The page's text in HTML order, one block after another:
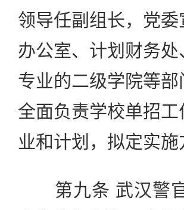
领导任副组长，党
办公室、计划财务
专业的二级学院等
全面负责学校单招
业和计划，拟定实
第九条 武汉警官